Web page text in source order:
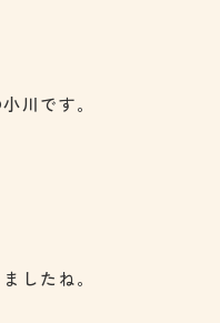
川です。
したね。